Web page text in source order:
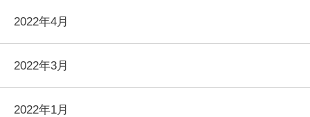
2022年4月
2022年3月
2022年1月